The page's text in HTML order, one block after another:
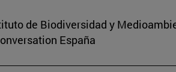
de Biodiversidad y
España